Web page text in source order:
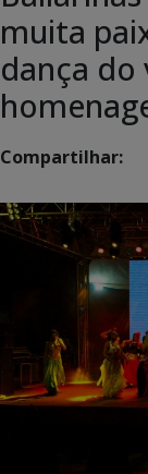
muita
dança do
Compartilhar: